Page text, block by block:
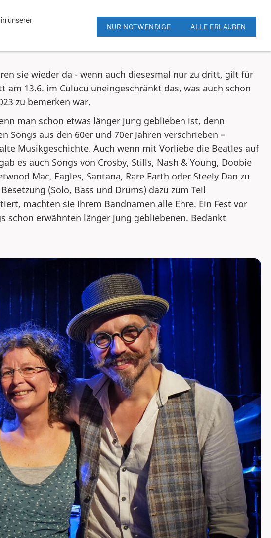
sie wieder da - wenn auch diesesmal nur zu dritt, gilt für
am 13.6. im Culucu uneingeschränkt das, was auch schon
zu bemerken war.
man schon etwas länger jung geblieben ist, denn
Songs aus den 60er und 70er Jahren verschrieben –
Musikgeschichte. Auch wenn mit Vorliebe die Beatles auf
es auch Songs von Crosby, Stills, Nash & Young, Doobie
Mac, Eagles, Santana, Rare Earth oder Steely Dan zu
(Solo, Bass und Drums) dazu zum Teil
machten sie ihrem Bandnamen alle Ehre. Ein Fest vor
schon erwähnten länger jung gebliebenen. Bedankt
unserer
NUR NOTWENDIGE ALLE ERLAUBEN